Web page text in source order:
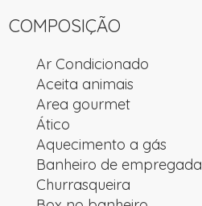
COMPOSIÇÃO
Ar Condicionado
Aceita animais
Area gourmet
Ático
Aquecimento a gás
Banheiro de empregada
Churrasqueira